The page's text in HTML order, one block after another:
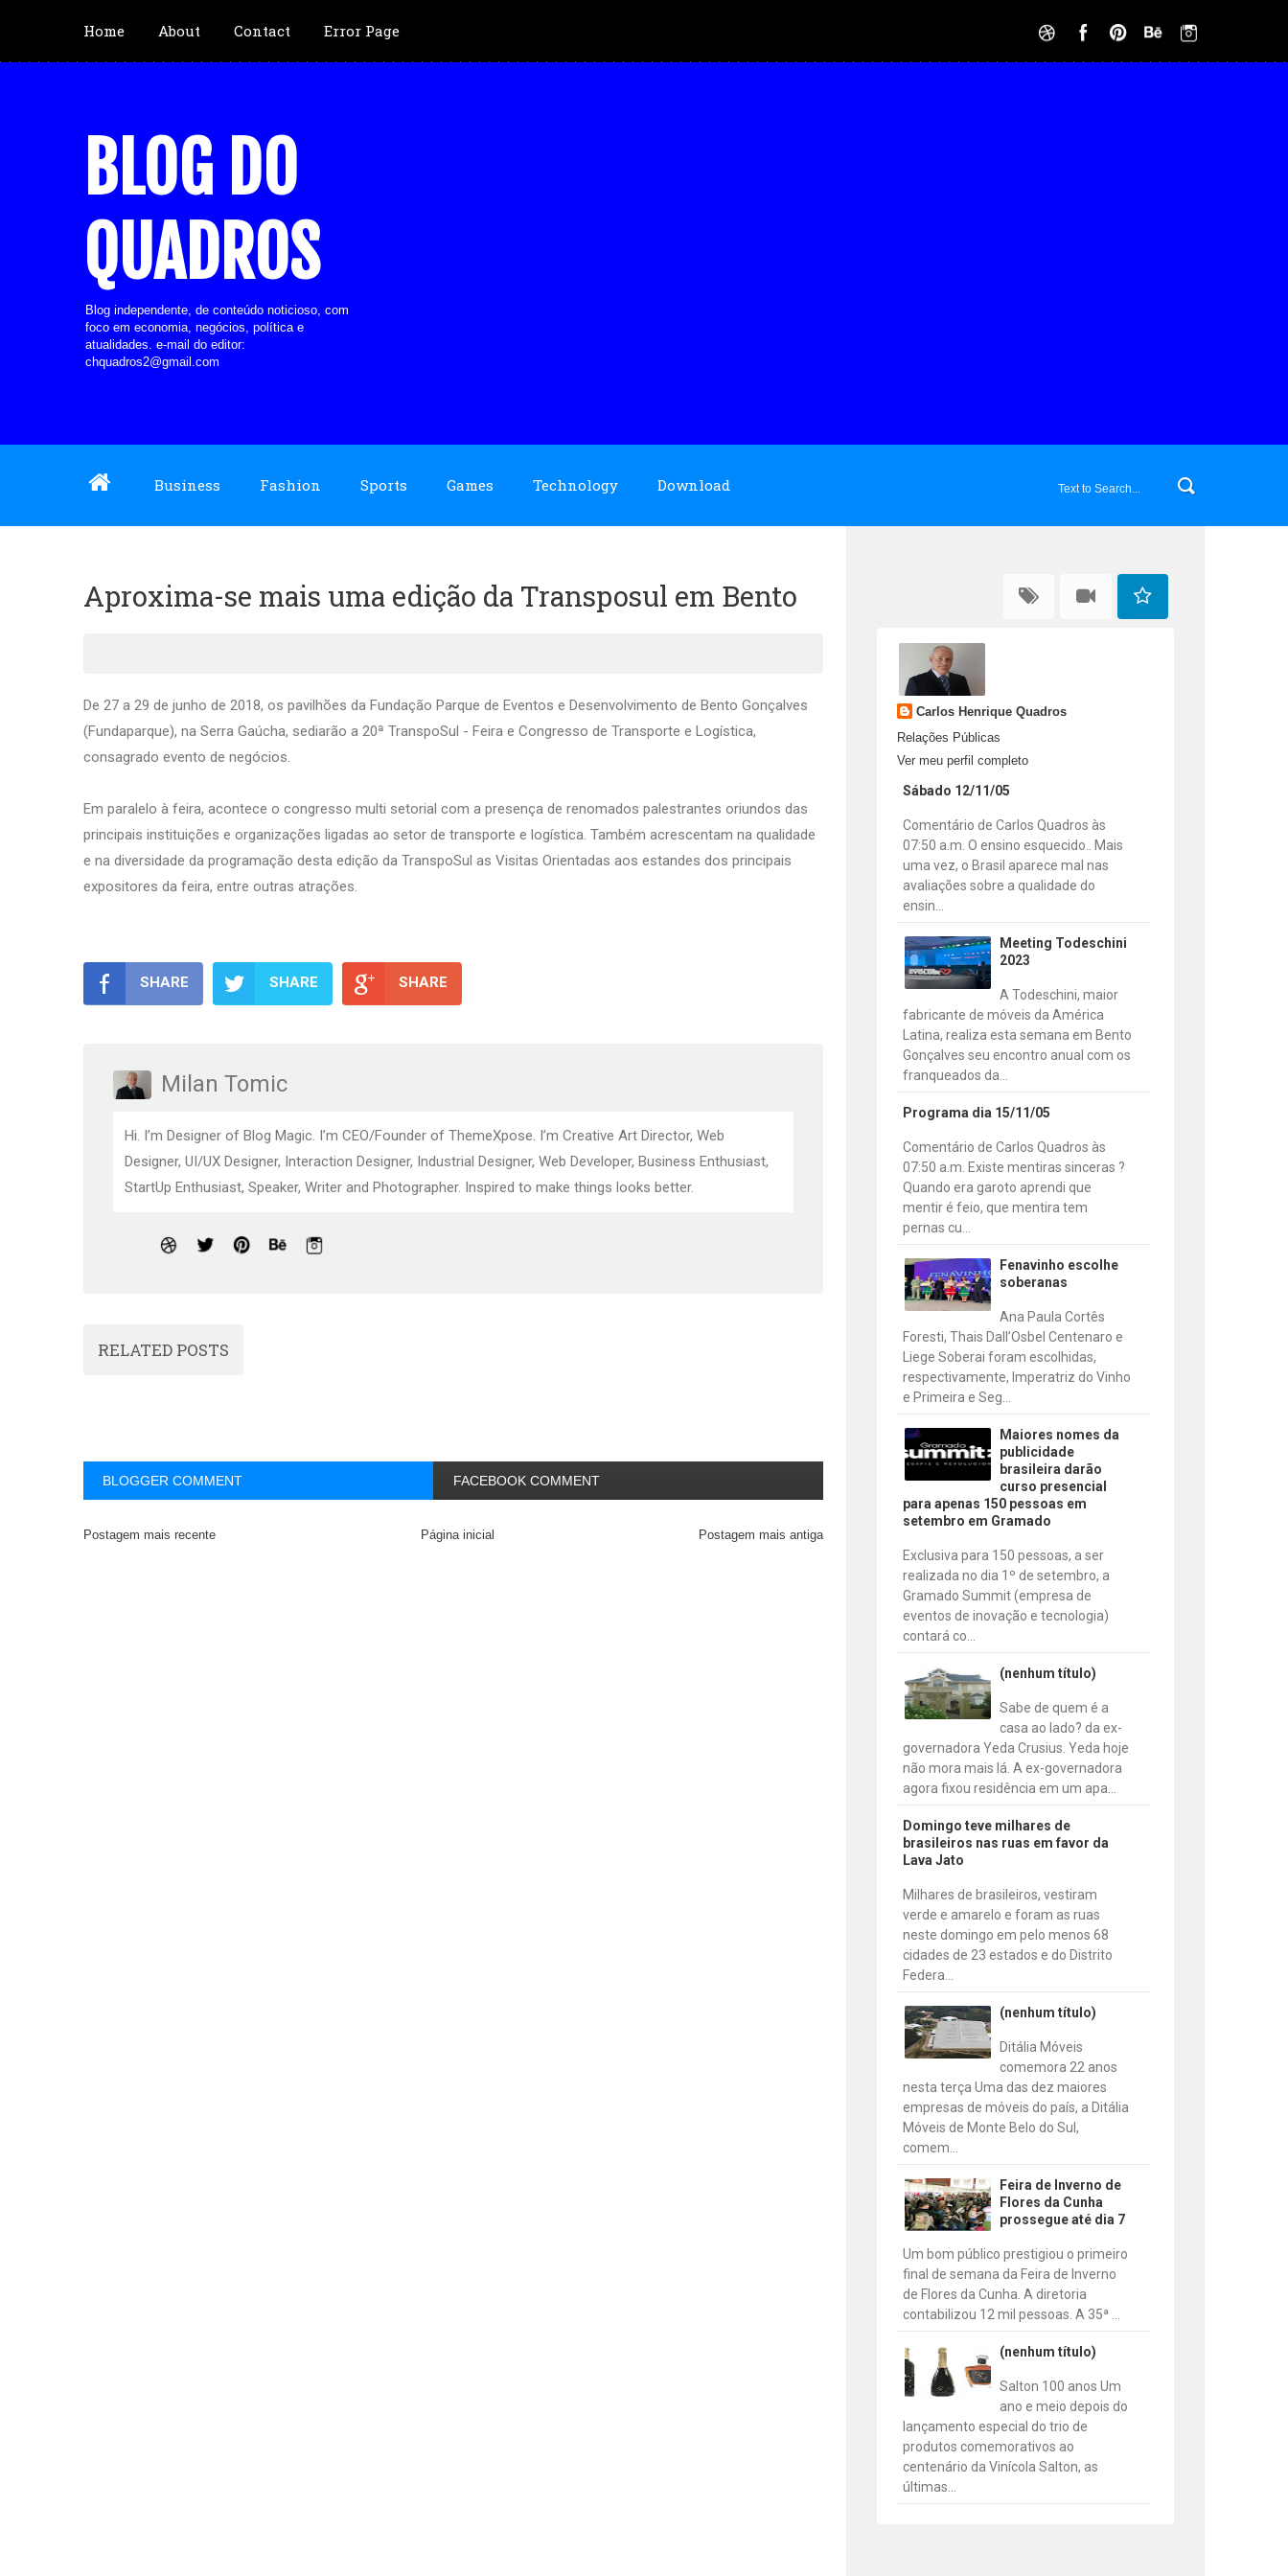
Home About Contact Error Page
BLOG DO
QUADROS
Blog independente, de conteúdo noticioso, com
foco em economia, negócios, política e
atualidades. e-mail do editor:
chquadros2@gmail.com
Business Fashion Sports Games Technology Download
Aproxima-se mais uma edição da Transposul em Bento
De 27 a 29 de junho de 2018, os pavilhões da Fundação Parque de Eventos e Desenvolvimento de Bento Gonçalves
(Fundaparque), na Serra Gaúcha, sediarão a 20ª TranspoSul - Feira e Congresso de Transporte e Logística,
consagrado evento de negócios.
Em paralelo à feira, acontece o congresso multi setorial com a presença de renomados palestrantes oriundos das
principais instituições e organizações ligadas ao setor de transporte e logística. Também acrescentam na qualidade
e na diversidade da programação desta edição da TranspoSul as Visitas Orientadas aos estandes dos principais
expositores da feira, entre outras atrações.
SHARE SHARE SHARE
Milan Tomic
Hi. I’m Designer of Blog Magic. I’m CEO/Founder of ThemeXpose. I’m Creative Art Director, Web
Designer, UI/UX Designer, Interaction Designer, Industrial Designer, Web Developer, Business Enthusiast,
StartUp Enthusiast, Speaker, Writer and Photographer. Inspired to make things looks better.
RELATED POSTS
BLOGGER COMMENT FACEBOOK COMMENT
Postagem mais recente Postagem mais antiga
Página inicial
Carlos Henrique Quadros
Relações Públicas
Ver meu perfil completo
Sábado 12/11/05
Comentário de Carlos Quadros às
07:50 a.m. O ensino esquecido.. Mais
uma vez, o Brasil aparece mal nas
avaliações sobre a qualidade do
ensin...
Meeting Todeschini
2023
A Todeschini, maior
fabricante de móveis da América
Latina, realiza esta semana em Bento
Gonçalves seu encontro anual com os
franqueados da...
Programa dia 15/11/05
Comentário de Carlos Quadros às
07:50 a.m. Existe mentiras sinceras ?
Quando era garoto aprendi que
mentir é feio, que mentira tem
pernas cu...
Fenavinho escolhe
soberanas
Ana Paula Cortês
Foresti, Thais Dall’Osbel Centenaro e
Liege Soberai foram escolhidas,
respectivamente, Imperatriz do Vinho
e Primeira e Seg...
Maiores nomes da
publicidade
brasileira darão
curso presencial
para apenas 150 pessoas em
setembro em Gramado
Exclusiva para 150 pessoas, a ser
realizada no dia 1º de setembro, a
Gramado Summit (empresa de
eventos de inovação e tecnologia)
contará co...
(nenhum título)
Sabe de quem é a
casa ao lado? da ex-
governadora Yeda Crusius. Yeda hoje
não mora mais lá. A ex-governadora
agora fixou residência em um apa...
Domingo teve milhares de
brasileiros nas ruas em favor da
Lava Jato
Milhares de brasileiros, vestiram
verde e amarelo e foram as ruas
neste domingo em pelo menos 68
cidades de 23 estados e do Distrito
Federa...
(nenhum título)
Ditália Móveis
comemora 22 anos
nesta terça Uma das dez maiores
empresas de móveis do país, a Ditália
Móveis de Monte Belo do Sul,
comem...
Feira de Inverno de
Flores da Cunha
prossegue até dia 7
Um bom público prestigiou o primeiro
final de semana da Feira de Inverno
de Flores da Cunha. A diretoria
contabilizou 12 mil pessoas. A 35ª ...
(nenhum título)
Salton 100 anos Um
ano e meio depois do
lançamento especial do trio de
produtos comemorativos ao
centenário da Vinícola Salton, as
últimas...